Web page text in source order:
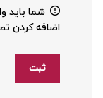
شما باید
اضافه کردن